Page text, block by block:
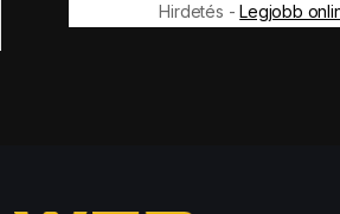
Hirdetés -Legjobb